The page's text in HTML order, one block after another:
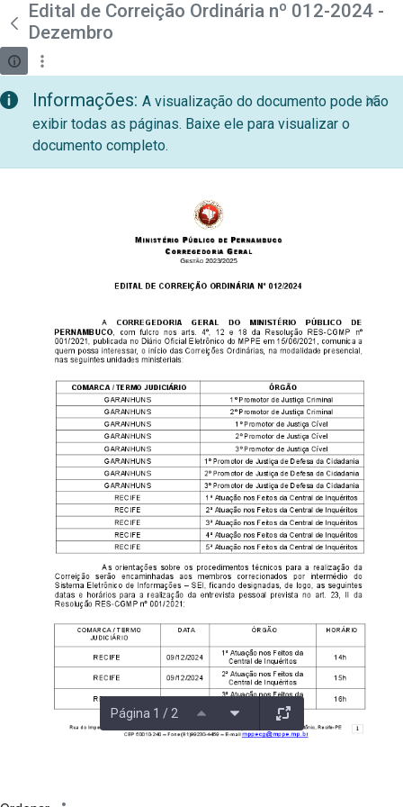
Pular para o Conteúdo principal
teste descricao
Edital de Correição Ordinária nº 012-2024 -
Dezembro
Informações: A visualização do documento pode não
exibir todas as páginas. Baixe ele para visualizar o
documento completo.
Página 1 / 2